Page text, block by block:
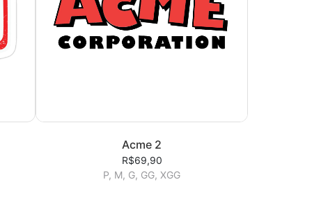
Acme 2
R$69,90
P, M, G, GG, XGG